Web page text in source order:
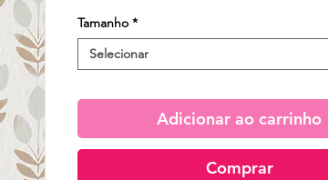
Tamanho *
Selecionar
Adicionar ao carrinho
Comprar